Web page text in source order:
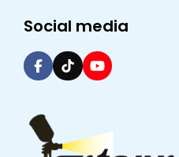
Social media